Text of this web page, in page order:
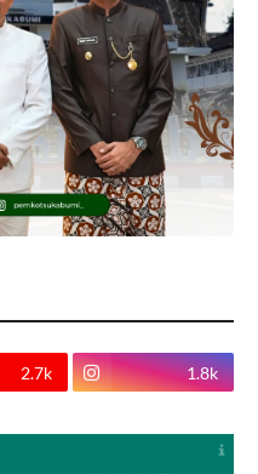
2.7k 1.8k